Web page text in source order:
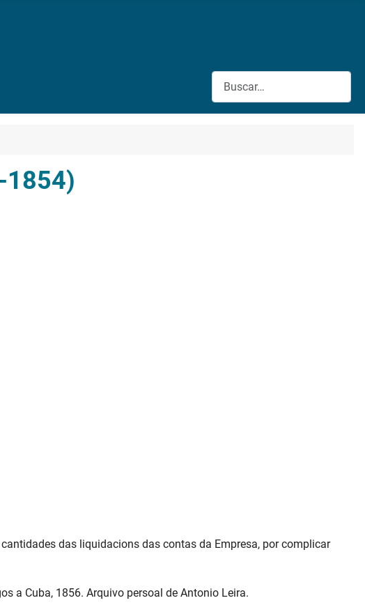
Buscar
1854)
das liquidacions das contas da Empresa, por complicar
a Cuba, 1856. Arquivo persoal de Antonio Leira.